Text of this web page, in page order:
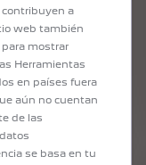
a
web también
mostrar
Herramientas
en países fuera
aún no cuentan
de las
se basa en tu